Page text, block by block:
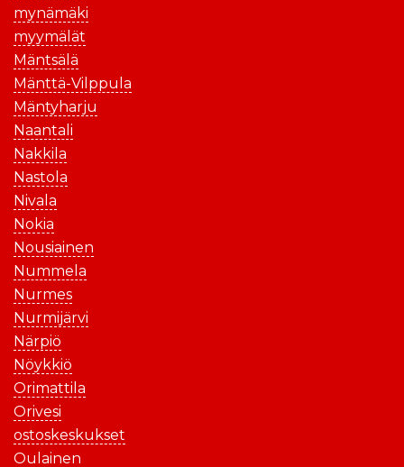
mynämäki
myymälät
Mäntsälä
Mänttä-Vilppula
Mäntyharju
Naantali
Nakkila
Nastola
Nivala
Nokia
Nousiainen
Nummela
Nurmes
Nurmijärvi
Närpiö
Nöykkiö
Orimattila
Orivesi
ostoskeskukset
Oulainen